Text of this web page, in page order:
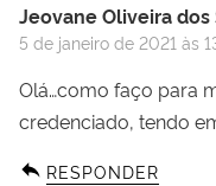
Jeovane Oliveira dos
5 de janeiro de 2021 às
Olá…como faço para
credenciado, tendo
RESPONDER